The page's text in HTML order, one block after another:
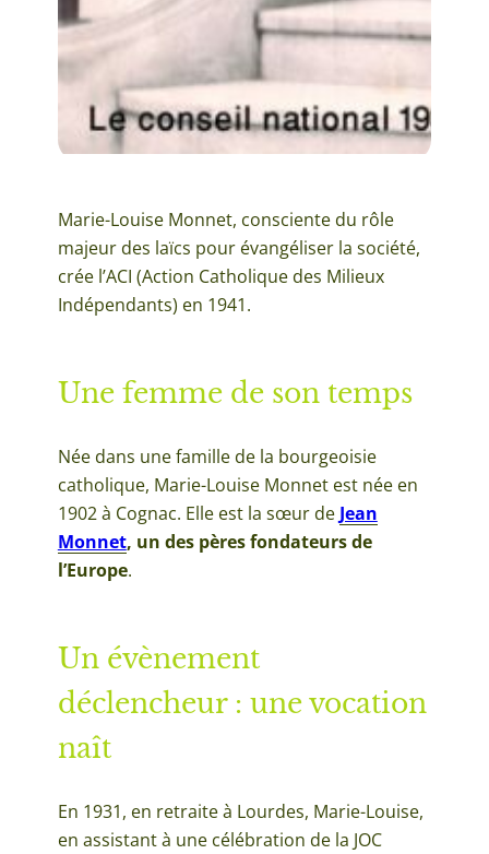
Marie-Louise Monnet, consciente du rôle
majeur des laïcs pour évangéliser la société,
crée l’ACI (Action Catholique des Milieux
Indépendants) en 1941.
Une femme de son temps
Née dans une famille de la bourgeoisie
catholique, Marie-Louise Monnet est née en
1902 à Cognac. Elle est la sœur de Jean
Monnet, un des pères fondateurs de
l’Europe.
Un évènement
déclencheur : une vocation
naît
En 1931, en retraite à Lourdes, Marie-Louise,
en assistant à une célébration de la JOC